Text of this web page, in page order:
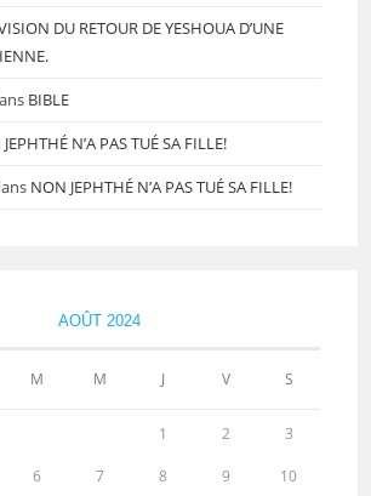
DU RETOUR DE YESHOUA D’UNE
BIBLE
N’A PAS TUÉ SA FILLE!
NON JEPHTHÉ N’A PAS TUÉ SA FILLE!
AOÛT 2024
M M J V S
1 2 3
6 7 8 9 10